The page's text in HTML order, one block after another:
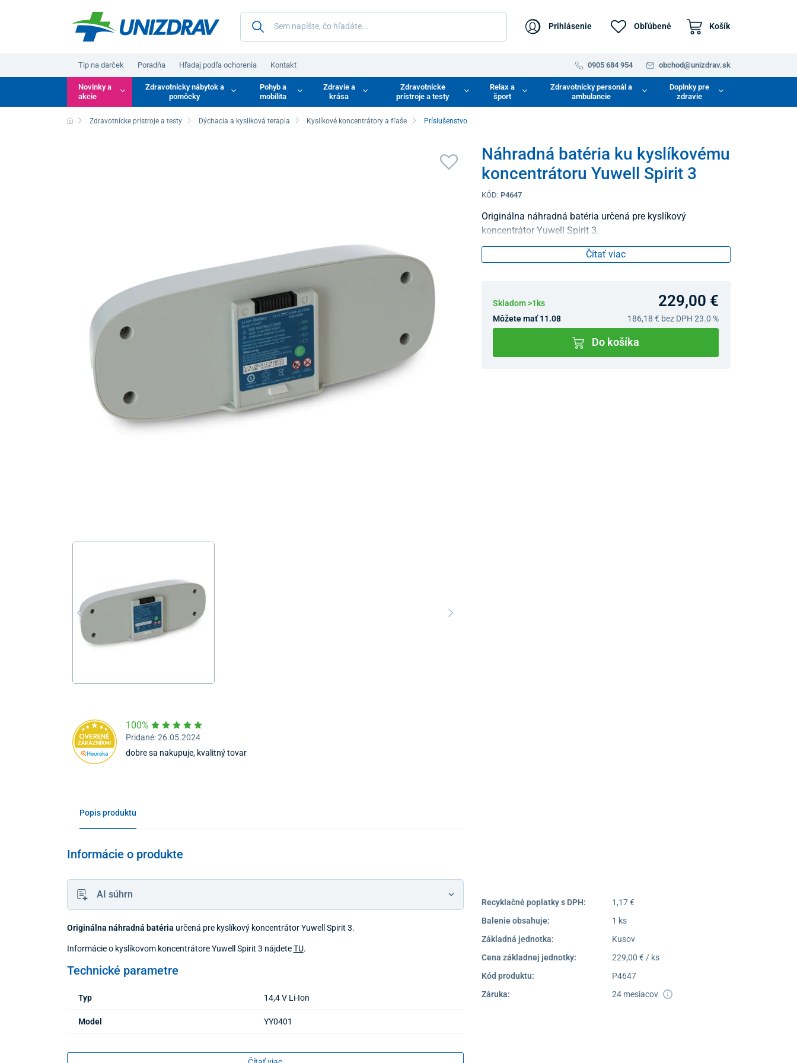
Prihlásenie Obľúbené Košík
Tip na darček Poradňa Hľadaj podľa ochorenia Kontakt 0905 684 954 obchod@unizdrav.sk
Novinky a
akcie
Zdravotnícky nábytok a
pomôcky
Pohyb a
mobilita
Zdravie a
krása
Zdravotnícke
prístroje a testy
Relax a
šport
Zdravotnícky personál a
ambulancie
Doplnky pre
zdravie
Zdravotnícke prístroje a testy Dýchacia a kyslíková terapia Kyslíkové koncentrátory a fľaše Príslušenstvo
Náhradná batéria ku kyslíkovému
koncentrátoru Yuwell Spirit 3
KÓD: P4647
Originálna náhradná batéria určená pre kyslíkový
koncentrátor Yuwell Spirit 3.
Čítať viac
Skladom >1ks 229,00 €
Môžete mať 11.08 186,18 € bez DPH 23.0 %
Do košíka
Recyklačné poplatky s DPH:
1,17 €
Balenie obsahuje:
1 ks
Základná jednotka:
Kusov
Cena základnej jednotky:
229,00 € / ks
Kód produktu:
P4647
Záruka:
24 mesiacov
100%
Pridané: 26.05.2024
dobre sa nakupuje, kvalitný tovar
Popis produktu
Informácie o produkte
AI súhrn
Originálna náhradná batéria určená pre kyslíkový koncentrátor Yuwell Spirit 3.
Informácie o kyslíkovom koncentrátore Yuwell Spirit 3 nájdeteTU.
Technické parametre
Typ 14,4 V Li-Ion
Model YY0401